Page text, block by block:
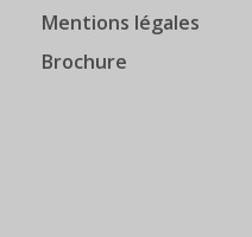
Mentions légales
Brochure